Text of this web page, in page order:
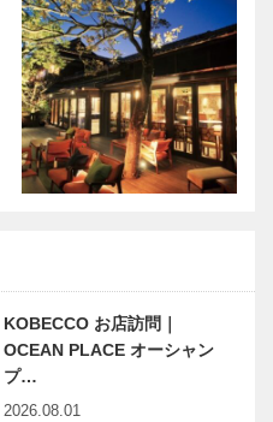
KOBECCO お店訪問｜
OCEAN PLACE オーシャン
プ…
2026.08.01